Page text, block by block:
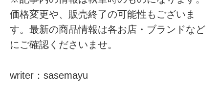
価格変更や、販売終了の可能性もございま
す。最新の商品情報は各お店・ブランドなど
にご確認くださいませ。
writer：sasemayu